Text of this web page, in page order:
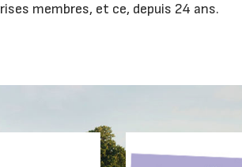
membres, et ce, depuis 24 ans.